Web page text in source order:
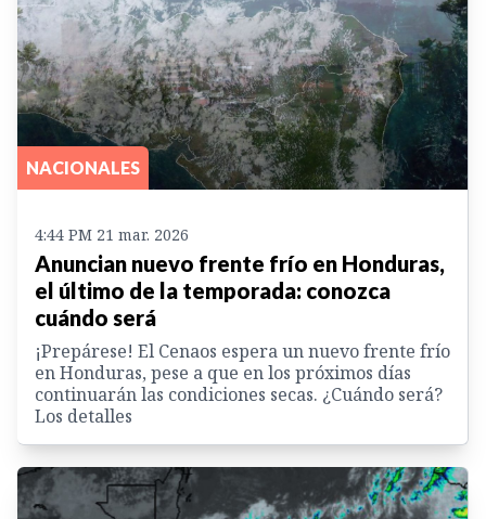
NACIONALES
4:44 PM 21 mar. 2026
Anuncian nuevo frente frío en Honduras,
el último de la temporada: conozca
cuándo será
¡Prepárese! El Cenaos espera un nuevo frente frío
en Honduras, pese a que en los próximos días
continuarán las condiciones secas. ¿Cuándo será?
Los detalles